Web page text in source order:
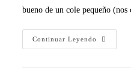
bueno de un cole pequeño
Continuar Leyendo